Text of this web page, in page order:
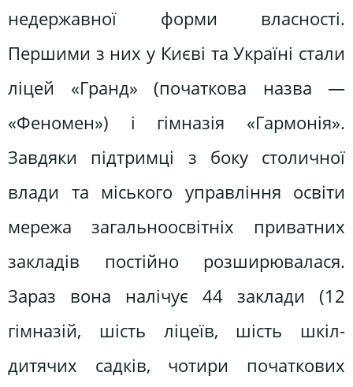
недержавної форми власності.
Першими з них у Києві та Україні стали
ліцей «Гранд» (початкова назва —
«Феномен») і гімназія «Гармонія».
Завдяки підтримці з боку столичної
влади та міського управління освіти
мережа загальноосвітніх приватних
закладів постійно розширювалася.
Зараз вона налічує 44 заклади (12
гімназій, шість ліцеїв, шість шкіл-
дитячих садків, чотири початкових